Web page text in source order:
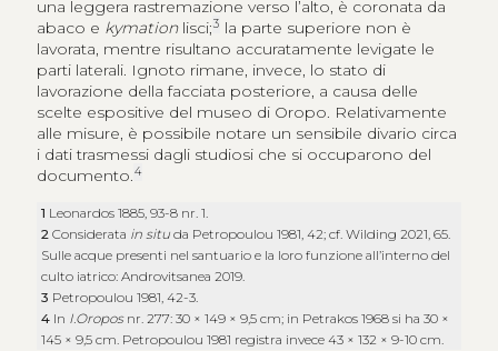
una leggera rastremazione verso l’alto, è coronata da
abaco e kymation lisci;3 la parte superiore non è
lavorata, mentre risultano accuratamente levigate le
parti laterali. Ignoto rimane, invece, lo stato di
lavorazione della facciata posteriore, a causa delle
scelte espositive del museo di Oropo. Relativamente
alle misure, è possibile notare un sensibile divario circa
i dati trasmessi dagli studiosi che si occuparono del
documento.4
1 Leonardos 1885, 93-8 nr. 1.
2Considerata in situ da Petropoulou 1981, 42; cf. Wilding 2021, 65.
Sulle acque presenti nel santuario e la loro funzione all’interno del
culto iatrico: Androvitsanea 2019.
3 Petropoulou 1981, 42-3.
4 In I.Oroposnr. 277: 30 × 149 × 9,5 cm; in Petrakos 1968 si ha 30 ×
145 × 9,5 cm. Petropoulou 1981 registra invece 43 × 132 × 9-10 cm.